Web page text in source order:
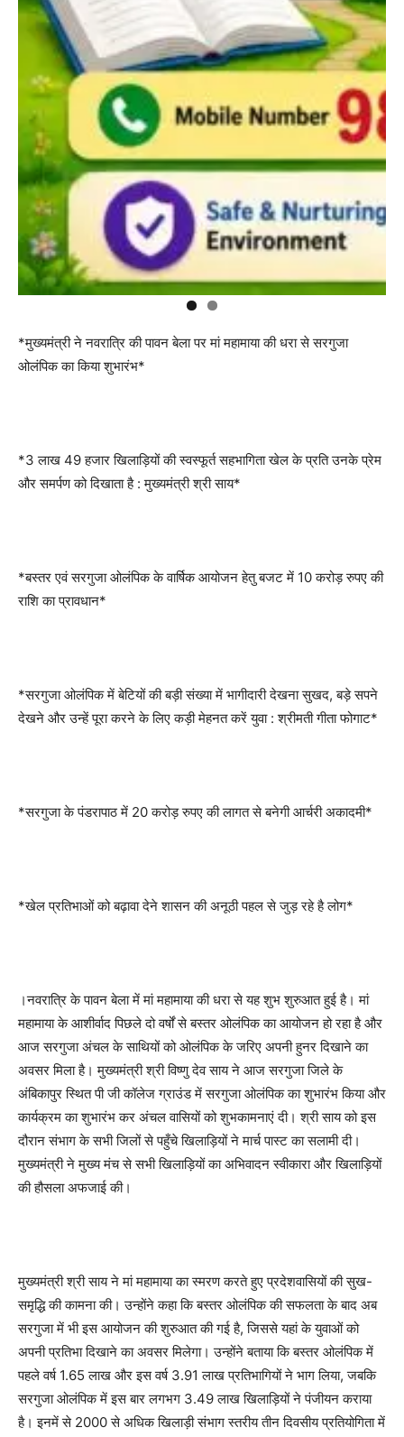
*मुख्यमंत्री ने नवरात्रि की पावन बेला पर मां महामाया की धरा से सरगुजा
ओलंपिक का किया शुभारंभ*
*3 लाख 49 हजार खिलाड़ियों की स्वस्फूर्त सहभागिता खेल के प्रति उनके प्रेम
और समर्पण को दिखाता है : मुख्यमंत्री श्री साय*
*बस्तर एवं सरगुजा ओलंपिक के वार्षिक आयोजन हेतु बजट में 10 करोड़ रुपए की
राशि का प्रावधान*
*सरगुजा ओलंपिक में बेटियों की बड़ी संख्या में भागीदारी देखना सुखद, बड़े सपने
देखने और उन्हें पूरा करने के लिए कड़ी मेहनत करें युवा : श्रीमती गीता फोगाट*
*सरगुजा के पंडरापाठ में 20 करोड़ रुपए की लागत से बनेगी आर्चरी अकादमी*
*खेल प्रतिभाओं को बढ़ावा देने शासन की अनूठी पहल से जुड़ रहे है लोग*
।नवरात्रि के पावन बेला में मां महामाया की धरा से यह शुभ शुरुआत हुई है। मां
महामाया के आशीर्वाद पिछले दो वर्षों से बस्तर ओलंपिक का आयोजन हो रहा है और
आज सरगुजा अंचल के साथियों को ओलंपिक के जरिए अपनी हुनर दिखाने का
अवसर मिला है। मुख्यमंत्री श्री विष्णु देव साय ने आज सरगुजा जिले के
अंबिकापुर स्थित पी जी कॉलेज ग्राउंड में सरगुजा ओलंपिक का शुभारंभ किया और
कार्यक्रम का शुभारंभ कर अंचल वासियों को शुभकामनाएं दी। श्री साय को इस
दौरान संभाग के सभी जिलों से पहुँचे खिलाड़ियों ने मार्च पास्ट का सलामी दी।
मुख्यमंत्री ने मुख्य मंच से सभी खिलाड़ियों का अभिवादन स्वीकारा और खिलाड़ियों
की हौसला अफजाई की।
मुख्यमंत्री श्री साय ने मां महामाया का स्मरण करते हुए प्रदेशवासियों की सुख-
समृद्धि की कामना की। उन्होंने कहा कि बस्तर ओलंपिक की सफलता के बाद अब
सरगुजा में भी इस आयोजन की शुरुआत की गई है, जिससे यहां के युवाओं को
अपनी प्रतिभा दिखाने का अवसर मिलेगा। उन्होंने बताया कि बस्तर ओलंपिक में
पहले वर्ष 1.65 लाख और इस वर्ष 3.91 लाख प्रतिभागियों ने भाग लिया, जबकि
सरगुजा ओलंपिक में इस बार लगभग 3.49 लाख खिलाड़ियों ने पंजीयन कराया
है। इनमें से 2000 से अधिक खिलाड़ी संभाग स्तरीय तीन दिवसीय प्रतियोगिता में